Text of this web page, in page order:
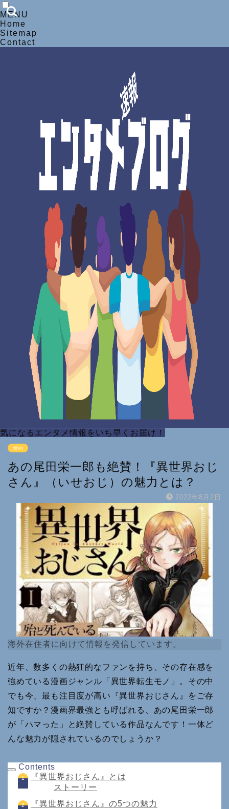
MENU
Home
Sitemap
Contact
気になるエンタメ情報をいち早くお届け！
漫画
あの尾田栄一郎も絶賛！『異世界おじ
さん』（いせおじ）の魅力とは？
2022年8月2日
海外在住者に向けて情報を発信しています。
近年、数多くの熱狂的なファンを持ち、その存在感を
強めている漫画ジャンル「異世界転生モノ」。その中
でも今、最も注目度が高い『異世界おじさん』をご存
知ですか？漫画界最強とも呼ばれる、あの尾田栄一郎
が「ハマった」と絶賛している作品なんです！一体ど
んな魅力が隠されているのでしょうか？
Contents
『異世界おじさん』とは
ストーリー
『異世界おじさん』の5つの魅力